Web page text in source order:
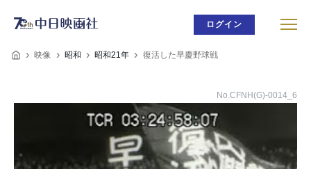
ログイン
映像 昭和 昭和21年 復活した早慶野球戦
No.CFNH(G)-0014_6